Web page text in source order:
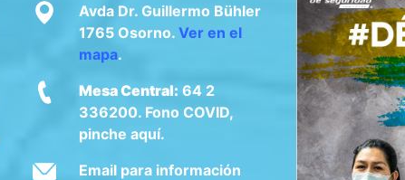
Avda Dr. Guillermo Bühler
1765 Osorno. Ver en el
mapa.
Mesa Central: 64 2
336200. Fono COVID,
pinche aquí.
Email para información